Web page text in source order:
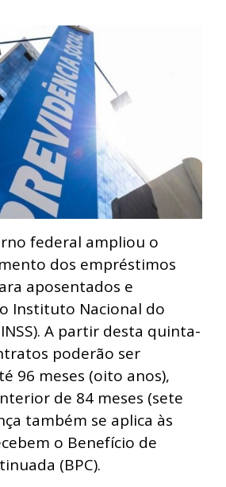
federal ampliou o
dos empréstimos
aposentados e
Instituto Nacional do
A partir desta quinta-
poderão ser
96 meses (oito anos),
de 84 meses (sete
também se aplica às
o Benefício de
(BPC).